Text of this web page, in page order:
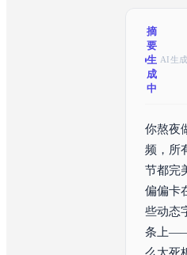
摘
要
生
成
中
AI生
你熬夜
频，所
节都完
偏偏卡
些动态
条上
么太死